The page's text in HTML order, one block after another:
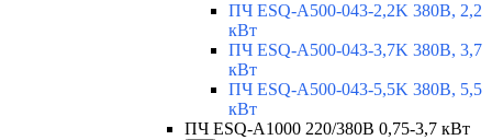
ПЧ ESQ-A500-043-2,2K 380В, 2,2
кВт
ПЧ ESQ-A500-043-3,7K 380В, 3,7
кВт
ПЧ ESQ-A500-043-5,5K 380В, 5,5
кВт
ПЧ ESQ-A1000 220/380В 0,75-3,7 кВт